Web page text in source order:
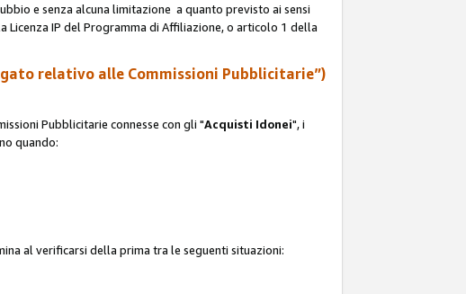
e senza alcuna limitazione a quanto previsto ai sensi
IP del Programma di Affiliazione, o articolo 1 della
relativo alle Commissioni Pubblicitarie”)
Pubblicitarie connesse con gli "Acquisti Idonei", i
quando:
al verificarsi della prima tra le seguenti situazioni: